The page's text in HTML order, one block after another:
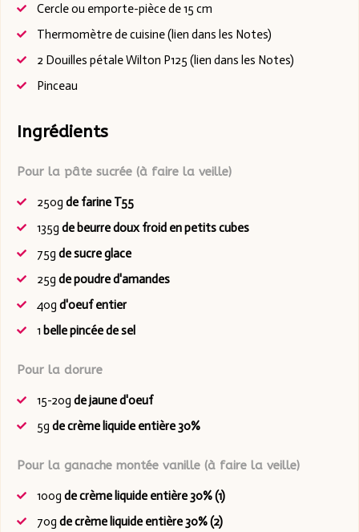
Cercle ou emporte-pièce de 15 cm
Thermomètre de cuisine (lien dans les Notes)
2 Douilles pétale Wilton P125 (lien dans les Notes)
Pinceau
Ingrédients
Pour la pâte sucrée (à faire la veille)
250g de farine T55
135g de beurre doux froid en petits cubes
75g de sucre glace
25g de poudre d'amandes
40g d'oeuf entier
1 belle pincée de sel
Pour la dorure
15-20g de jaune d'oeuf
5g de crème liquide entière 30%
Pour la ganache montée vanille (à faire la veille)
100g de crème liquide entière 30% (1)
70g de crème liquide entière 30% (2)